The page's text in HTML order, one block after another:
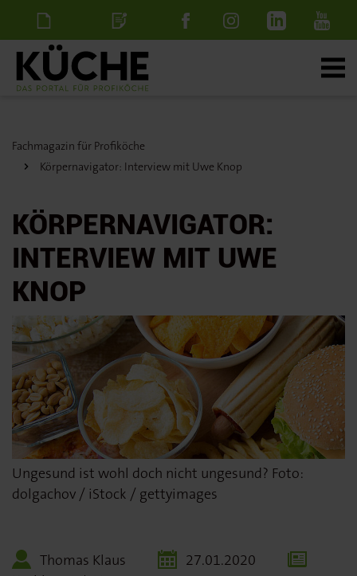
NewsletterStellenanzeige
Fachmagazin für Profiköche
Körpernavigator: Interview mit Uwe Knop
KÖRPERNAVIGATOR:
INTERVIEW MIT UWE
KNOP
Ungesund ist wohl doch nicht ungesund? Foto:
dolgachov / iStock / gettyimages
Thomas Klaus
27.01.2020